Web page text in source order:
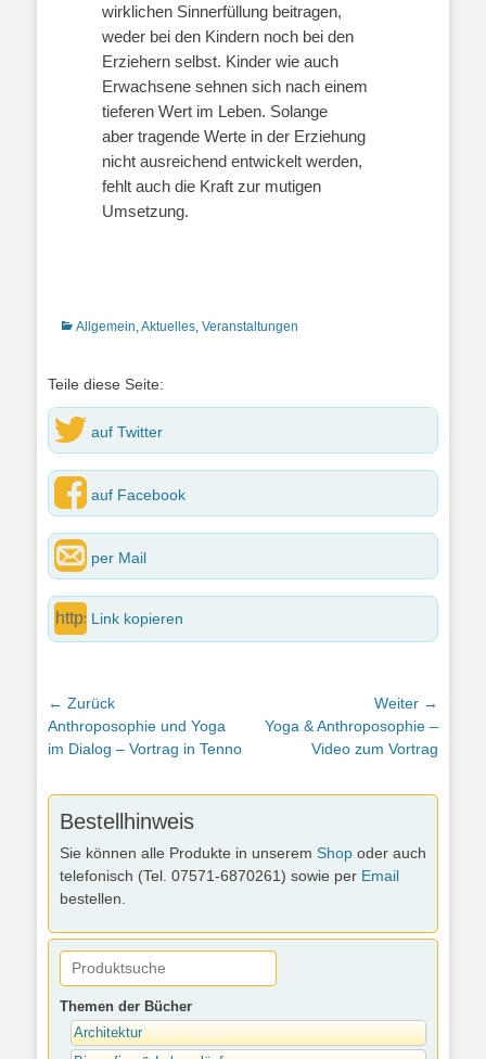
wirklichen Sinnerfüllung beitragen,
weder bei den Kindern noch bei den
Erziehern selbst. Kinder wie auch
Erwachsene sehnen sich nach einem
tieferen Wert im Leben. Solange
aber tragende Werte in der Erziehung
nicht ausreichend entwickelt werden,
fehlt auch die Kraft zur mutigen
Umsetzung.
Kategorien
Allgemein,Aktuelles, Veranstaltungen
Teile diese Seite:
auf Twitter
auf Facebook
per Mail
Link kopieren
Beitragsnavigation
← Zurück
Vorheriger
Beitrag:
Anthroposophie und Yoga
im Dialog – Vortrag in Tenno
Weiter →
Nächster
Yoga & Anthroposophie –
Video zum Vortrag
Bestellhinweis
Sie können alle Produkte in unserem Shop oder auch
telefonisch (Tel. 07571-6870261) sowie per Email
bestellen.
Themen der Bücher
Architektur